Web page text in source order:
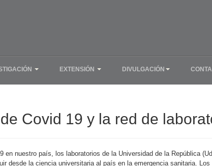
EXTENSIÓN DIVULGACIÓN
Covid 19 y la red de
nuestro país, los laboratorios de la Universidad de la República
desde la ciencia universitaria al país en la emergencia sanitaria.